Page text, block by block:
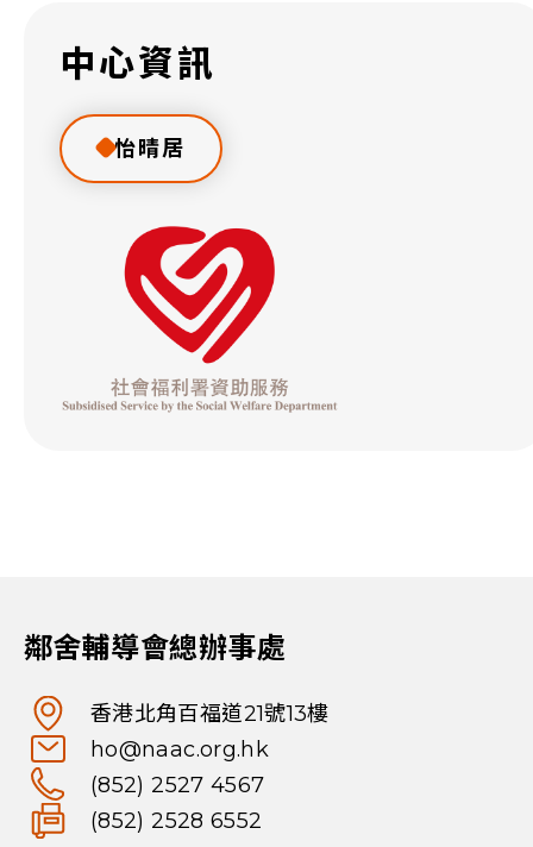
中心資訊
怡晴居
鄰舍輔導會總辦事處
香港北角百福道21號13樓
ho@naac.org.hk
(852) 2527 4567
(852) 2528 6552